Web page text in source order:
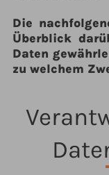
Die
Überblick
Daten
zu welchem